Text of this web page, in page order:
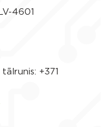
4601
+371